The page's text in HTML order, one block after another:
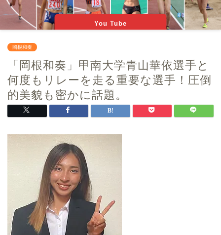
You Tube
岡根和奏
「岡根和奏」甲南大学青山華依選手と
何度もリレーを走る重要な選手！圧倒
的美貌も密かに話題。